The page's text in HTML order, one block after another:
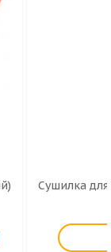
Сушилка